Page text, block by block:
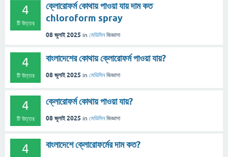
4
টি উত্তর
ক্লোরোফর্ম কোথায় পাওয়া যায় দাম কত
chloroform spray
08 জুলাই 2025 in মেডিসিন জিজ্ঞাসা
4
টি উত্তর
বাংলাদেশের কোথায় ক্লোরোফর্ম পাওয়া যায়?
08 জুলাই 2025 in মেডিসিন জিজ্ঞাসা
4
টি উত্তর
ক্লোরোফর্ম কোথায় পাওয়া যায়?
08 জুলাই 2025 in মেডিসিন জিজ্ঞাসা
4 বাংলাদেশে ক্লোরোফর্মের দাম কত?